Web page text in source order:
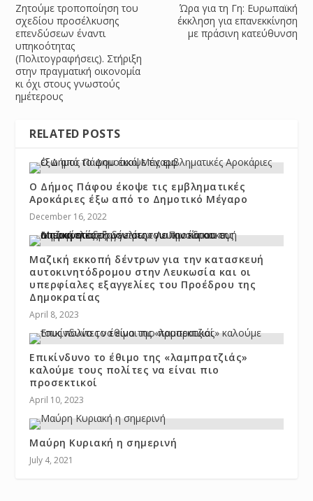
Ζητούμε τροποποίηση του
σχεδίου προσέλκυσης
επενδύσεων έναντι
υπηκοότητας
(Πολιτογραφήσεις). Στήριξη
στην πραγματική οικονομία
κι όχι στους γνωστούς
ημέτερους
Ώρα για τη Γη: Ευρωπαϊκή
έκκληση για επανεκκίνηση
με πράσινη κατεύθυνση
RELATED POSTS
Ο Δήμος Πάφου έκοψε τις εμβληματικές
Αροκάριες έξω από το Δημοτικό Μέγαρο
December 16, 2022
Μαζική εκκοπή δέντρων για την κατασκευή
αυτοκινητόδρομου στην Λευκωσία και οι
υπερφίαλες εξαγγελίες του Προέδρου της
Δημοκρατίας
April 8, 2023
Επικίνδυνο το έθιμο της «λαμπρατζιάς»
καλούμε τους πολίτες να είναι πιο
προσεκτικοί
April 10, 2023
Μαύρη Κυριακή η σημερινή
July 4, 2021